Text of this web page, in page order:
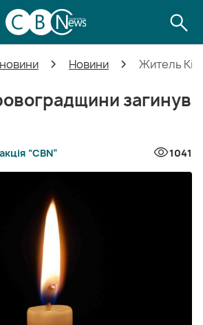
новини Новини Житель
загинув
“CBN” 1041